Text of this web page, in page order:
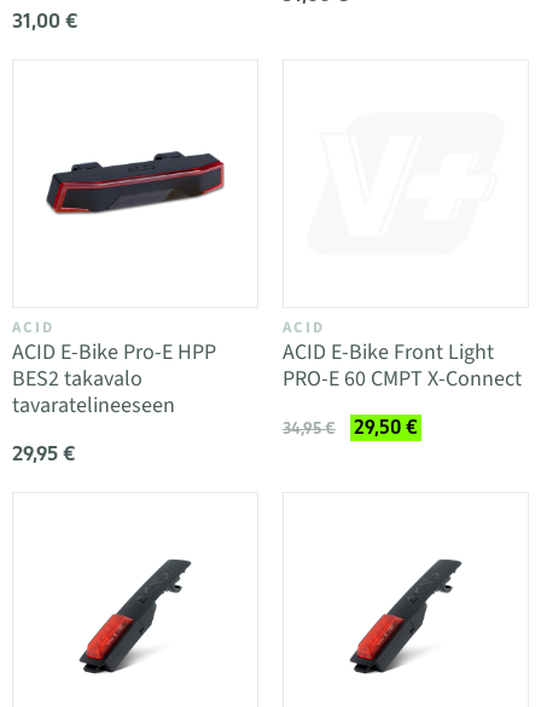
31,00 €
ACID
ACID E-Bike Pro-E HPP
BES2 takavalo
tavaratelineeseen
29,95 €
ACID
ACID E-Bike Front Light
PRO-E 60 CMPT X-Connect
34,95 € 29,50 €